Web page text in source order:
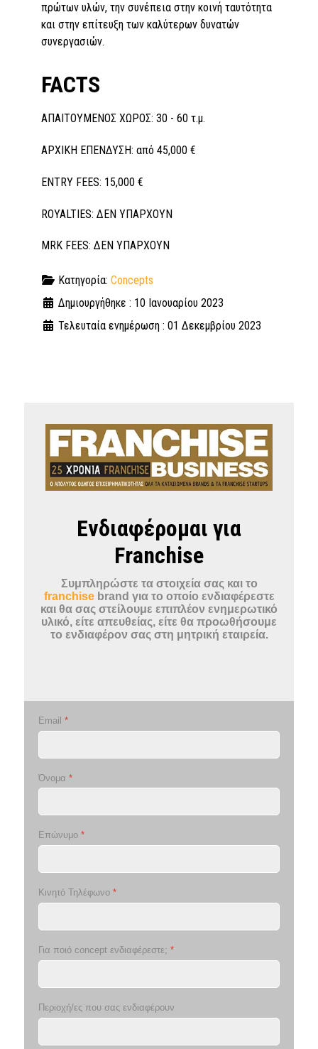
πρώτων υλών, την συνέπεια στην κοινή ταυτότητα
και στην επίτευξη των καλύτερων δυνατών
συνεργασιών.
FACTS
ΑΠΑΙΤΟΥΜΕΝΟΣ ΧΩΡΟΣ: 30 - 60 τ.μ.
ΑΡΧΙΚΗ ΕΠΕΝΔΥΣΗ: από 45,000 €
ENTRY FEES: 15,000 €
ROYALTIES: ΔΕΝ ΥΠΑΡΧΟΥΝ
MRK FEES: ΔΕΝ ΥΠΑΡΧΟΥΝ
Κατηγορία: Concepts
Δημιουργήθηκε : 10 Ιανουαρίου 2023
Τελευταία ενημέρωση : 01 Δεκεμβρίου 2023
Ενδιαφέρομαι για
Franchise
Συμπληρώστε τα στοιχεία σας και το
franchisebrand για το οποίο ενδιαφέρεστε
και θα σας στείλουμε επιπλέον ενημερωτικό
υλικό, είτε απευθείας, είτε θα προωθήσουμε
το ενδιαφέρον σας στη μητρική εταιρεία.
Email *
Όνομα *
Επώνυμο *
Κινητό Τηλέφωνο *
Για ποιό concept ενδιαφέρεστε; *
Περιοχή/ες που σας ενδιαφέρουν